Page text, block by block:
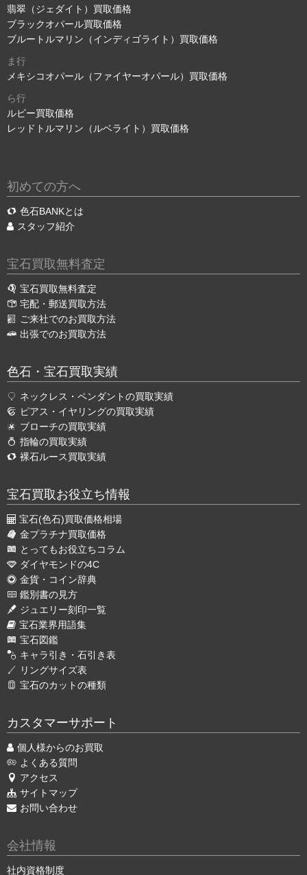
翡翠（ジェダイト）買取価格
ブラックオパール買取価格
ブルートルマリン（インディゴライト）買取価格
ま行
メキシコオパール（ファイヤーオパール）買取価格
ら行
ルビー買取価格
レッドトルマリン（ルベライト）買取価格
初めての方へ
色石BANKとは
スタッフ紹介
宝石買取無料査定
宝石買取無料査定
宅配・郵送買取方法
ご来社でのお買取方法
出張でのお買取方法
色石・宝石買取実績
ネックレス・ペンダントの買取実績
ピアス・イヤリングの買取実績
ブローチの買取実績
指輪の買取実績
裸石ルース買取実績
宝石買取お役立ち情報
宝石(色石)買取価格相場
金プラチナ買取価格
とってもお役立ちコラム
ダイヤモンドの4C
金貨・コイン辞典
鑑別書の見方
ジュエリー刻印一覧
宝石業界用語集
宝石図鑑
キャラ引き・石引き表
リングサイズ表
宝石のカットの種類
カスタマーサポート
個人様からのお買取
よくある質問
アクセス
サイトマップ
お問い合わせ
会社情報
社内資格制度